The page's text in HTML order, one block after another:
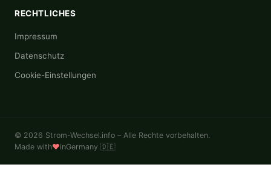
RECHTLICHES
Impressum
Datenschutz
Cookie-Einstellungen
© 2026 Strom-Wechsel.info – Alle Rechte vorbehalten.
Made with♥inGermany 🇩🇪